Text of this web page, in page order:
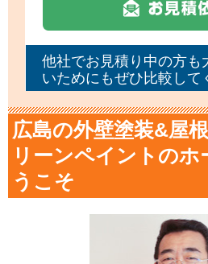
他社でお見積り中の方も
いためにもぜひ比較して
広島の外壁塗装&屋
リーンペイントのホ
うこそ